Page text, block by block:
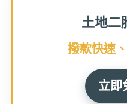
土地二
撥款快速
立即